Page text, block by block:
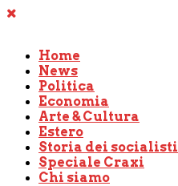
Home
News
Politica
Economia
Arte & Cultura
Estero
Storia dei socialisti
Speciale Craxi
Chi siamo